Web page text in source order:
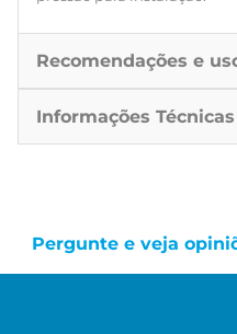
Recomendações e
Informações Técnicas
Pergunte e veja